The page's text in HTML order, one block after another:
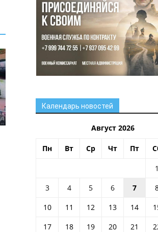
Календарь новостей
Август 2026
Пн Вт Ср Чт Пт
1
3
4 5 6 7
10
11 12 13 14
17
18 19 20 21